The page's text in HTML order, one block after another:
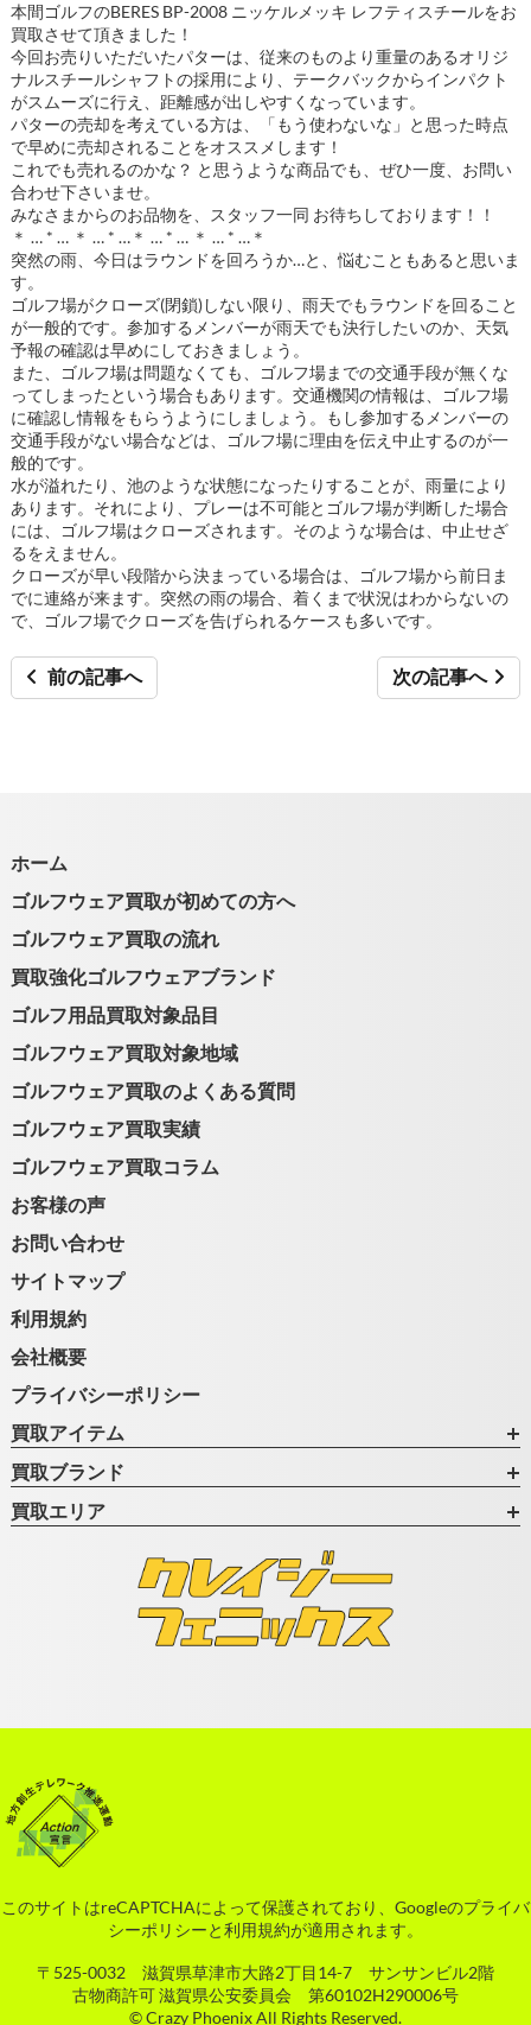
本間ゴルフのBERES BP-2008 ニッケルメッキ レフティスチールをお
買取させて頂きました！
今回お売りいただいたパターは、従来のものより重量のあるオリジ
ナルスチールシャフトの採用により、テークバックからインパクト
がスムーズに行え、距離感が出しやすくなっています。
パターの売却を考えている方は、「もう使わないな」と思った時点
で早めに売却されることをオススメします！
これでも売れるのかな？ と思うような商品でも、ぜひ一度、お問い
合わせ下さいませ。
みなさまからのお品物を、スタッフ一同 お待ちしております！！
＊ … * … ＊ … * …＊ … * … ＊ … * …＊
突然の雨、今日はラウンドを回ろうか…と、悩むこともあると思いま
す。
ゴルフ場がクローズ(閉鎖)しない限り、雨天でもラウンドを回ること
が一般的です。参加するメンバーが雨天でも決行したいのか、天気
予報の確認は早めにしておきましょう。
また、ゴルフ場は問題なくても、ゴルフ場までの交通手段が無くな
ってしまったという場合もあります。交通機関の情報は、ゴルフ場
に確認し情報をもらうようにしましょう。もし参加するメンバーの
交通手段がない場合などは、ゴルフ場に理由を伝え中止するのが一
般的です。
水が溢れたり、池のような状態になったりすることが、雨量により
あります。それにより、プレーは不可能とゴルフ場が判断した場合
には、ゴルフ場はクローズされます。そのような場合は、中止せざ
るをえません。
クローズが早い段階から決まっている場合は、ゴルフ場から前日ま
でに連絡が来ます。突然の雨の場合、着くまで状況はわからないの
で、ゴルフ場でクローズを告げられるケースも多いです。
前の記事へ 次の記事へ
ホーム
ゴルフウェア買取が初めての方へ
ゴルフウェア買取の流れ
買取強化ゴルフウェアブランド
ゴルフ用品買取対象品目
ゴルフウェア買取対象地域
ゴルフウェア買取のよくある質問
ゴルフウェア買取実績
ゴルフウェア買取コラム
お客様の声
お問い合わせ
サイトマップ
利用規約
会社概要
プライバシーポリシー
買取アイテム
買取ブランド
買取エリア
このサイトはreCAPTCHAによって保護されており、Googleのプライバ
シーポリシーと利用規約が適用されます。
〒525-0032 滋賀県草津市大路2丁目14-7 サンサンビル2階
古物商許可 滋賀県公安委員会 第60102H290006号
© Crazy Phoenix All Rights Reserved.